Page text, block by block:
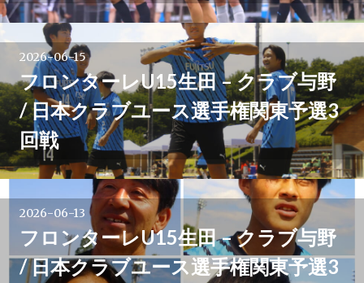
2026-06-15
フロンターレU15生田 – クラブ与野
/ 日本クラブユース選手権関東予選3
回戦
2026-06-13
フロンターレU15生田 – クラブ与野
/ 日本クラブユース選手権関東予選3